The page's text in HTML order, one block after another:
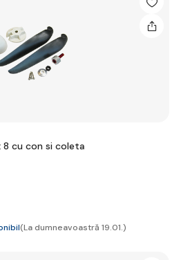
8 cu con si coleta
(La dumneavoastră 19.01.)